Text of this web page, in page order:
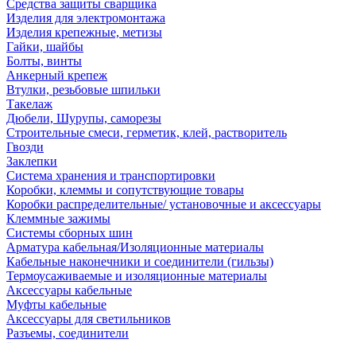
Средства защиты сварщика
Изделия для электромонтажа
Изделия крепежные, метизы
Гайки, шайбы
Болты, винты
Анкерный крепеж
Втулки, резьбовые шпильки
Такелаж
Дюбели, Шурупы, саморезы
Строительные смеси, герметик, клей, растворитель
Гвозди
Заклепки
Система хранения и транспортировки
Коробки, клеммы и сопутствующие товары
Коробки распределительные/ установочные и аксессуары
Клеммные зажимы
Системы сборных шин
Арматура кабельная/Изоляционные материалы
Кабельные наконечники и соединители (гильзы)
Термоусаживаемые и изоляционные материалы
Аксессуары кабельные
Муфты кабельные
Аксессуары для светильников
Разъемы, соединители